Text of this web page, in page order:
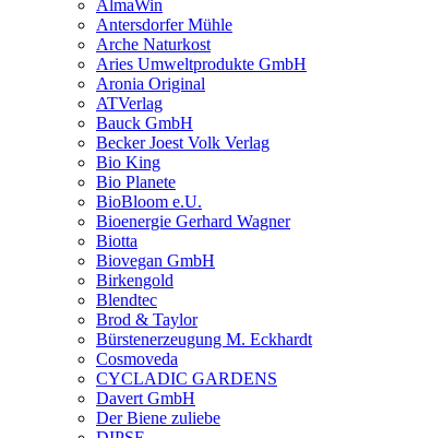
AlmaWin
Antersdorfer Mühle
Arche Naturkost
Aries Umweltprodukte GmbH
Aronia Original
ATVerlag
Bauck GmbH
Becker Joest Volk Verlag
Bio King
Bio Planete
BioBloom e.U.
Bioenergie Gerhard Wagner
Biotta
Biovegan GmbH
Birkengold
Blendtec
Brod & Taylor
Bürstenerzeugung M. Eckhardt
Cosmoveda
CYCLADIC GARDENS
Davert GmbH
Der Biene zuliebe